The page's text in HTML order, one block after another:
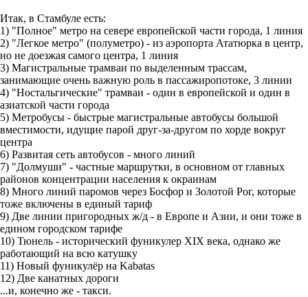
Итак, в Стамбуле есть:
1) "Полное" метро на севере европейской части города, 1 линия
2) "Легкое метро" (полуметро) - из аэропорта Ататюрка в центр,
но не доезжая самого центра, 1 линия
3) Магистральные трамваи по выделенным трассам,
занимающие очень важную роль в пассажиропотоке, 3 линии
4) "Ностальгические" трамваи - один в европейской и один в
азиатской части города
5) Метробусы - быстрые магистральные автобусы большой
вместимости, идущие парой друг-за-другом по хорде вокруг
центра
6) Развитая сеть автобусов - много линий
7) "Долмуши" - частные маршрутки, в основном от главных
районов концентрации населения к окраинам
8) Много линий паромов через Босфор и Золотой Рог, которые
тоже включены в единый тариф
9) Две линии пригородных ж/д - в Европе и Азии, и они тоже в
едином городском тарифе
10) Тюнель - исторический фуникулер XIX века, однако же
работающий на всю катушку
11) Новый фуникулёр на Kabatas
12) Две канатных дороги
...и, конечно же - такси.